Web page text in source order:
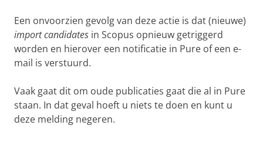
Een onvoorzien gevolg van deze actie is dat (nieuwe)
import candidates in Scopus opnieuw getriggerd
worden en hierover een notificatie in Pure of een e-
mail is verstuurd.
Vaak gaat dit om oude publicaties gaat die al in Pure
staan. In dat geval hoeft u niets te doen en kunt u
deze melding negeren.